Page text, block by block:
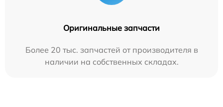
Оригинальные запчасти
Более 20 тыс. запчастей от производителя в
наличии на собственных складах.